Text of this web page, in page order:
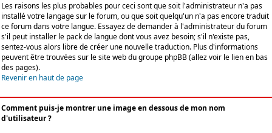
Les raisons les plus probables pour ceci sont que soit l'administrateur n'a pas
installé votre langage sur le forum, ou que soit quelqu'un n'a pas encore traduit
ce forum dans votre langue. Essayez de demander à l'administrateur du forum
s'il peut installer le pack de langue dont vous avez besoin; s'il n'existe pas,
sentez-vous alors libre de créer une nouvelle traduction. Plus d'informations
peuvent être trouvées sur le site web du groupe phpBB (allez voir le lien en bas
des pages).
Revenir en haut de page
Comment puis-je montrer une image en dessous de mon nom
d'utilisateur ?